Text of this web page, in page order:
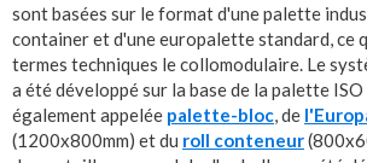
sont basées sur le format d'une palette
container et d'une europalette standard, ce
termes techniques le collomodulaire. Le
a été développé sur la base de la palette
également appelée palette-bloc , de
(1200x800mm) et du roll conteneur